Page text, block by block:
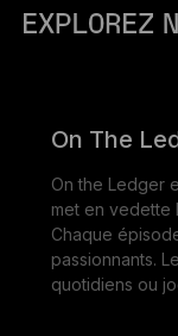
EXPLOREZ
On The
On the Ledger
met en vedette
Chaque
passionnants.
quotidiens ou